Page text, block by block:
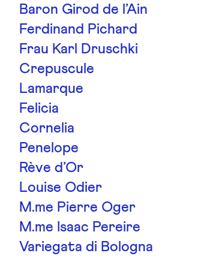
Baron Girod de l’Ain
Ferdinand Pichard
Frau Karl Druschki
Crepuscule
Lamarque
Felicia
Cornelia
Penelope
Rève d’Or
Louise Odier
M.me Pierre Oger
M.me Isaac Pereire
Variegata di Bologna